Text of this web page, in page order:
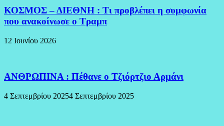
ΚΟΣΜΟΣ – ΔΙΕΘΝΗ : Τι προβλέπει η συμφωνία
που ανακοίνωσε ο Τραμπ
12 Ιουνίου 2026
ΑΝΘΡΩΠΙΝΑ : Πέθανε ο Τζιόρτζιο Αρμάνι
4 Σεπτεμβρίου 20254 Σεπτεμβρίου 2025